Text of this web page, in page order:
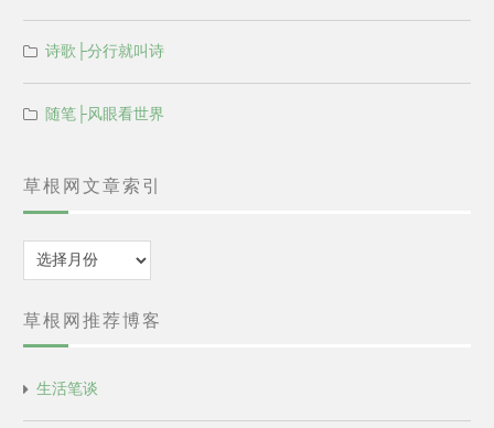
诗歌├分行就叫诗
随笔├风眼看世界
草根网文章索引
归
档
草根网推荐博客
生活笔谈